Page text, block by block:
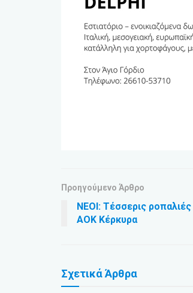
Προηγούμενο Άρθρο
ΝΕΟΙ: Τέσσερις
ΑΟΚ Κέρκυρα
ΣχετικάΆρθρα